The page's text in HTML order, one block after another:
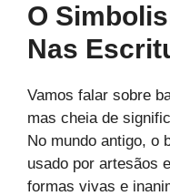
O
Nas
Vamos falar sobre
mas cheia de
No mundo antigo, o
usado por artesãos
formas vivas e